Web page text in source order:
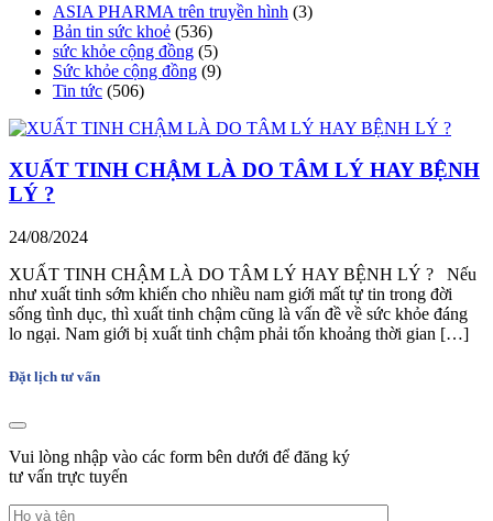
ASIA PHARMA trên truyền hình (3)
Bản tin sức khoẻ (536)
sức khỏe cộng đồng (5)
Sức khỏe cộng đồng (9)
Tin tức (506)
XUẤT TINH CHẬM LÀ DO TÂM LÝ HAY BỆNH
LÝ ?
24/08/2024
XUẤT TINH CHẬM LÀ DO TÂM LÝ HAY BỆNH LÝ ? Nếu
như xuất tinh sớm khiến cho nhiều nam giới mất tự tin trong đời
sống tình dục, thì xuất tinh chậm cũng là vấn đề về sức khỏe đáng
lo ngại. Nam giới bị xuất tinh chậm phải tốn khoảng thời gian […]
Đặt lịch tư vấn
Vui lòng nhập vào các form bên dưới để đăng ký
tư vấn trực tuyến